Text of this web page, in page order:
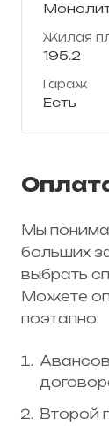
Жилая
195.2
Гараж
Есть
Мы
больших
выбрать
Можете
поэтапно:
Второй